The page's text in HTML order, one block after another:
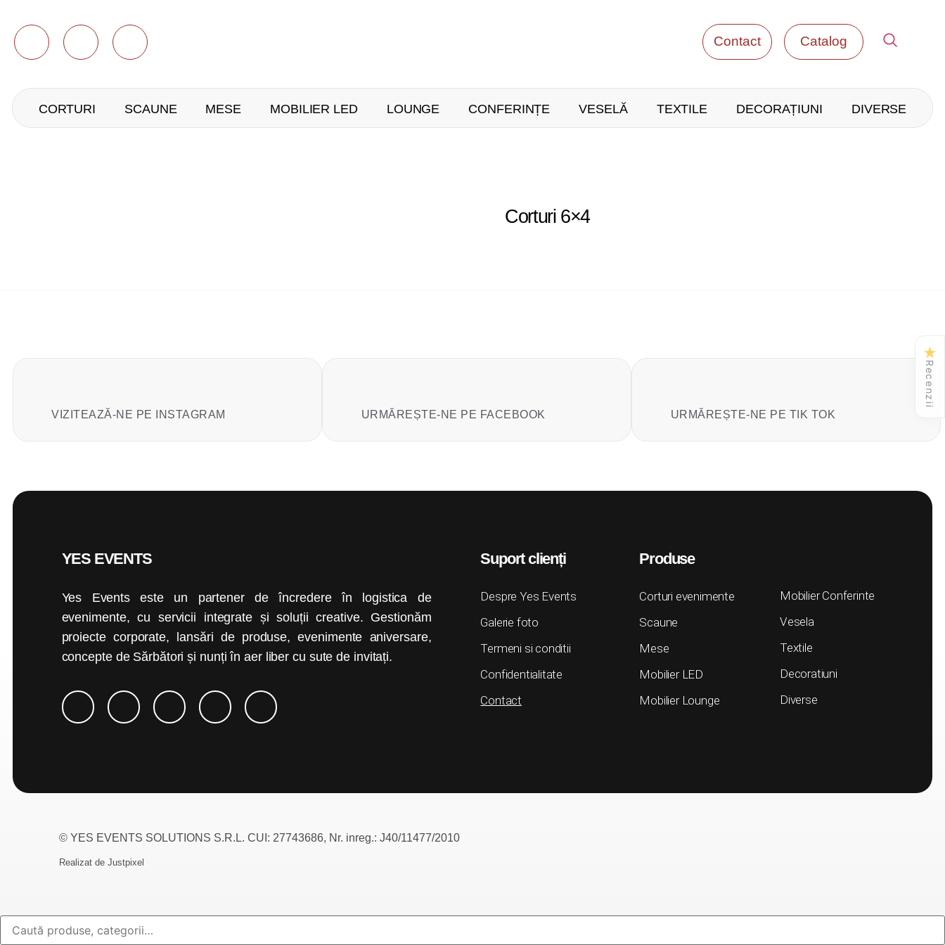
Contact Catalog
CORTURI SCAUNE MESE MOBILIER LED LOUNGE CONFERINȚE VESELĂ TEXTILE DECORAȚIUNI DIVERSE
Corturi 6×4
VIZITEAZĂ-NE PE INSTAGRAM URMĂREȘTE-NE PE FACEBOOK URMĂREȘTE-NE PE TIK TOK
YES EVENTS
Yes Events este un partener de încredere în logistica de
evenimente, cu servicii integrate și soluții creative. Gestionăm
proiecte corporate, lansări de produse, evenimente aniversare,
concepte de Sărbători și nunți în aer liber cu sute de invitați.
Suport clienți
Despre Yes Events
Galerie foto
Termeni si conditii
Confidentialitate
Contact
Produse
Corturi evenimente
Scaune
Mese
Mobilier LED
Mobilier Lounge
Mobilier Conferinte
Vesela
Textile
Decoratiuni
Diverse
© YES EVENTS SOLUTIONS S.R.L. CUI: 27743686, Nr. inreg.: J40/11477/2010
Realizat de Justpixel
★
Recenzii